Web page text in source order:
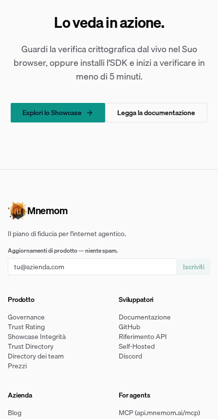
Lo veda in azione.
Guardi la verifica crittografica dal vivo nel Suo
browser, oppure installi l’SDK e inizi a verificare in
meno di 5 minuti.
Esplori lo Showcase Legga la documentazione
Mnemom
Il piano di fiducia per l'internet agentico.
Aggiornamenti di prodotto — niente spam.
Iscriviti
Prodotto
Governance
Trust Rating
Showcase Integrità
Trust Directory
Directory dei team
Prezzi
Sviluppatori
Documentazione
GitHub
Riferimento API
Self-Hosted
Discord
Azienda
Blog
For agents
MCP (api.mnemom.ai/mcp)